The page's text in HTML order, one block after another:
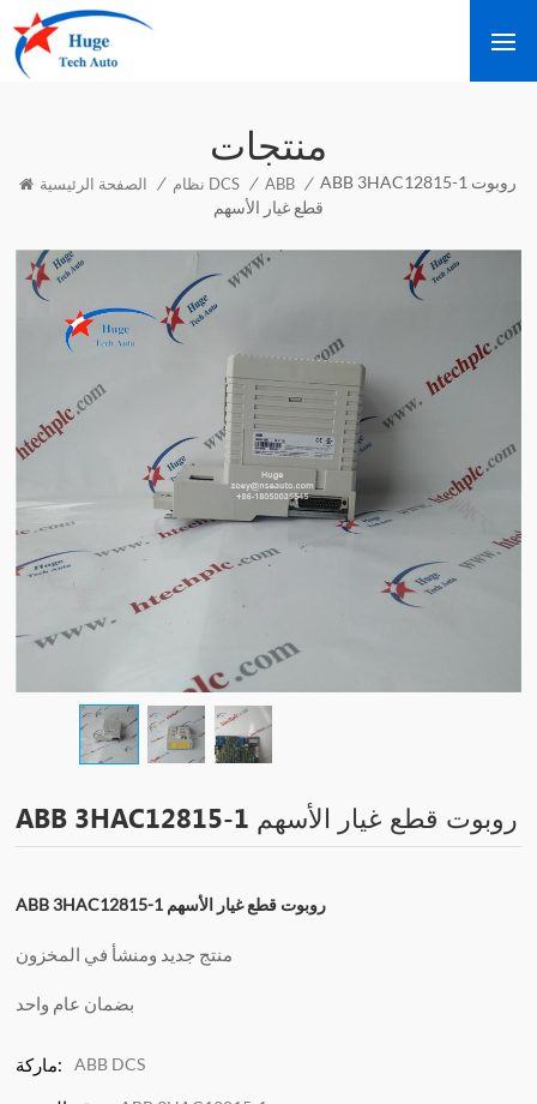
منتجات
الصفحة الرئيسية / نظام DCS / ABB / ABB 3HAC12815-1 روبوت
قطع غيار الأسهم
ABB 3HAC12815-1 روبوت قطع غيار الأسهم
ABB 3HAC12815-1 روبوت قطع غيار الأسهم
منتج جديد ومنشأ في المخزون
بضمان عام واحد
ماركة: ABB DCS